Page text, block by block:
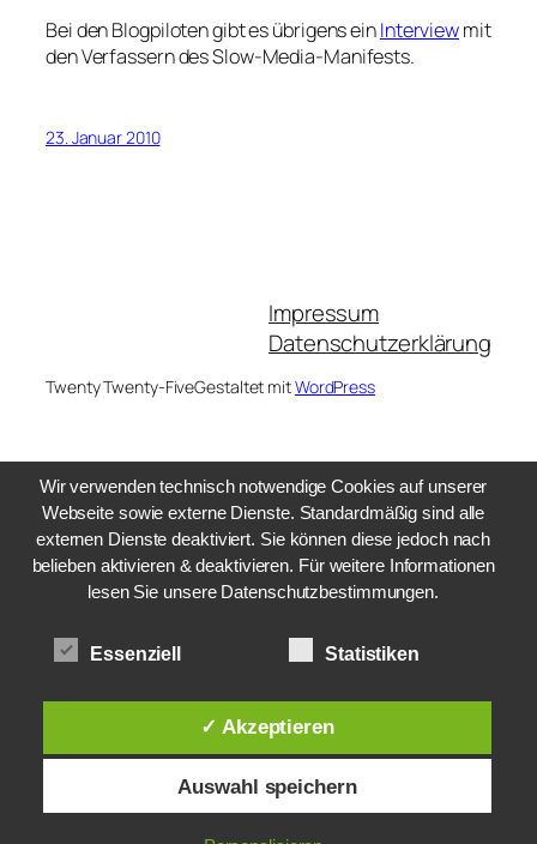
Bei den Blogpiloten gibt es übrigens einInterviewmit
den Verfassern des Slow-Media-Manifests.
23. Januar 2010
Impressum
Datenschutzerklärung
Twenty Twenty-FiveGestaltet mitWordPress
Wir verwenden technisch notwendige Cookies auf unserer
Webseite sowie externe Dienste. Standardmäßig sind alle
externen Dienste deaktiviert. Sie können diese jedoch nach
belieben aktivieren & deaktivieren. Für weitere Informationen
lesen Sie unsere Datenschutzbestimmungen.
Essenziell Statistiken
✓ Akzeptieren
Auswahl speichern